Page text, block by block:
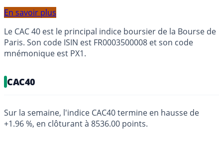
En savoir plus
Le CAC 40 est le principal indice boursier de la Bourse de
Paris. Son code ISIN est FR0003500008 et son code
mnémonique est PX1.
CAC40
Sur la semaine, l'indice CAC40 termine en hausse de
+1.96 %, en clôturant à 8536.00 points.